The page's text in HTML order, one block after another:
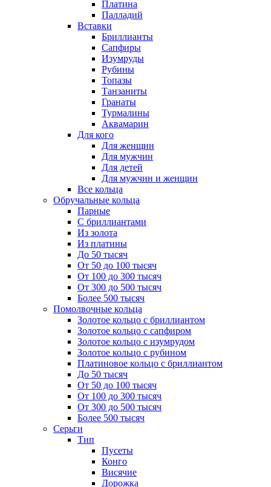
Платина
Палладий
Вставки
Бриллианты
Сапфиры
Изумруды
Рубины
Топазы
Танзаниты
Гранаты
Турмалины
Аквамарин
Для кого
Для женщин
Для мужчин
Для детей
Для мужчин и женщин
Все кольца
Обручальные кольца
Парные
С бриллиантами
Из золота
Из платины
До 50 тысяч
От 50 до 100 тысяч
От 100 до 300 тысяч
От 300 до 500 тысяч
Более 500 тысяч
Помолвочные кольца
Золотое кольцо с бриллиантом
Золотое кольцо с сапфиром
Золотое кольцо с изумрудом
Золотое кольцо с рубином
Платиновое кольцо с бриллиантом
До 50 тысяч
От 50 до 100 тысяч
От 100 до 300 тысяч
От 300 до 500 тысяч
Более 500 тысяч
Серьги
Тип
Пусеты
Конго
Висячие
Дорожка